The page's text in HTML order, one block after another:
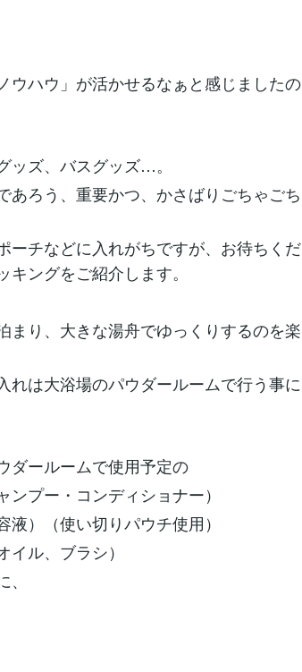
ウハウ」が活かせるなぁと感じましたの
ズ、バスグッズ…。
ろう、重要かつ、かさばりごちゃごち
チなどに入れがちですが、お待ちくだ
ングをご紹介します。
り、大きな湯舟でゆっくりするのを楽
は大浴場のパウダールームで行う事に
ダールームで使用予定の
プー・コンディショナー）
）（使い切りパウチ使用）
ル、ブラシ）